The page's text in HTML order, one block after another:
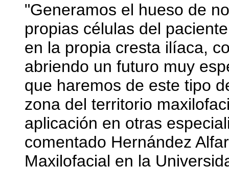
"Generamos el hueso de
propias células del
en la propia cresta ilíaca,
abriendo un futuro muy
que haremos de este tipo
zona del territorio
aplicación en otras
comentado Hernández
Maxilofacial en la